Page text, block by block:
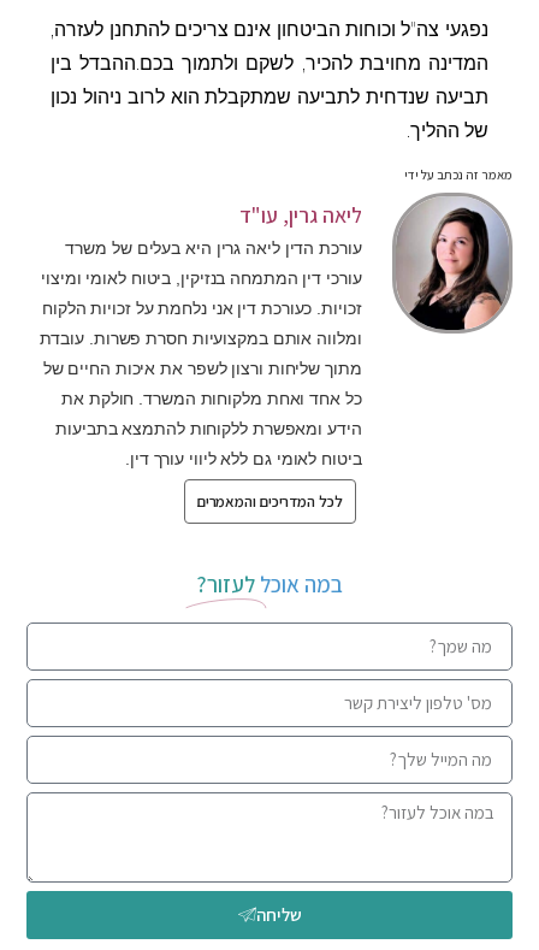
נפגעי צה"ל וכוחות הביטחון אינם צריכים להתחנן לעזרה,
המדינה מחויבת להכיר, לשקם ולתמוך בכם.ההבדל בין
תביעה שנדחית לתביעה שמתקבלת הוא לרוב ניהול נכון
של ההליך.
מאמר זה נכתב על ידי
ליאה גרין, עו"ד
עורכת הדין ליאה גרין היא בעלים של משרד
עורכי דין המתמחה בנזיקין, ביטוח לאומי ומיצוי
זכויות. כעורכת דין אני נלחמת על זכויות הלקוח
ומלווה אותם במקצועיות חסרת פשרות. עובדת
מתוך שליחות ורצון לשפר את איכות החיים של
כל אחד ואחת מלקוחות המשרד. חולקת את
הידע ומאפשרת ללקוחות להתמצא בתביעות
ביטוח לאומי גם ללא ליווי עורך דין.
לכל המדריכים והמאמרים
במה אוכל לעזור?
שליחה